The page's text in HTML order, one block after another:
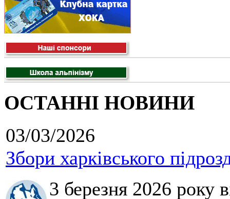
ОСТАННІ НОВИНИ
03/03/2026
Збори харківського
3 березня 2026 року